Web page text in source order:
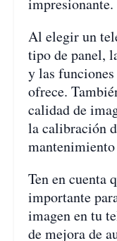
impresionante.
Al elegir un
tipo de panel,
y las
ofrece.
calidad de
la calibración
Ten en cuenta
importante
imagen en tu
de mejora de